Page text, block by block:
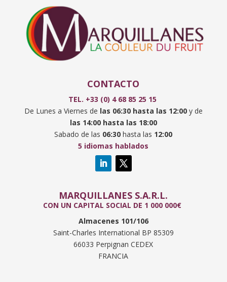
CONTACTO
TEL. +33 (0) 4 68 85 25 15
De Lunes a Viernes de las 06:30 hasta las 12:00 y de
las 14:00 hasta las 18:00
Sabado de las 06:30hasta las 12:00
5 idiomas hablados
MARQUILLANES S.A.R.L.
CON UN CAPITAL SOCIAL DE 1 000 000€
Almacenes 101/106
Saint-Charles International BP 85309
66033 Perpignan CEDEX
FRANCIA